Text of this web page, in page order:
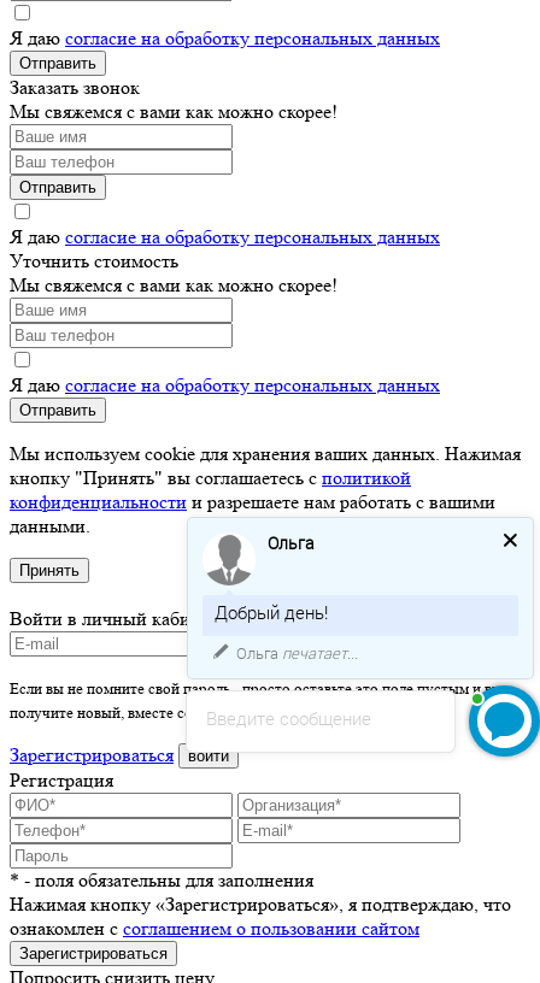
Я даю согласие на обработку персональных данных
Отправить
Заказать звонок
Мы свяжемся с вами как можно скорее!
Отправить
Я даю согласие на обработку персональных данных
Уточнить стоимость
Мы свяжемся с вами как можно скорее!
Я даю согласие на обработку персональных данных
Отправить
Мы используем cookie для хранения ваших данных. Нажимая
кнопку "Принять" вы соглашаетесь с политикой
конфиденциальности и разрешаете нам работать с вашими
данными.
Принять
Войти в личный кабинет
Если вы не помните свой пароль - просто оставьте это поле пустым и вы
получите новый, вместе со ссылкой на активацию.
Зарегистрироваться войти
Регистрация
* - поля обязательны для заполнения
Нажимая кнопку «Зарегистрироваться», я подтверждаю, что
ознакомлен с соглашением о пользовании сайтом
Зарегистрироваться
Попросить снизить цену
Введите сообщение
Ольга
Добрый день!
Ольга печатает...